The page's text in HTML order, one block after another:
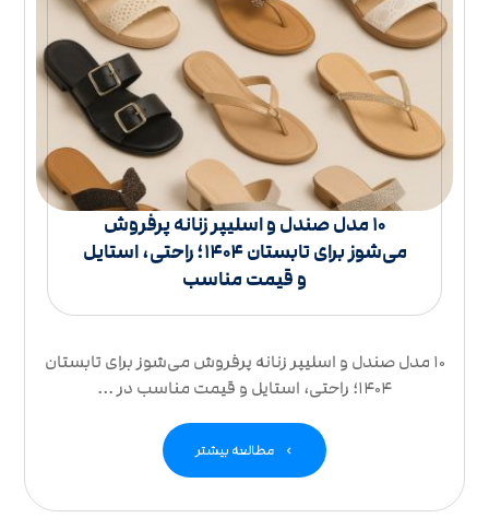
۱۰ مدل صندل و اسلیپر زنانه پرفروش
می‌شوز برای تابستان ۱۴۰۴؛ راحتی، استایل
و قیمت مناسب
۱۰ مدل صندل و اسلیپر زنانه پرفروش می‌شوز برای تابستان
۱۴۰۴؛ راحتی، استایل و قیمت مناسب در ...
مطالعه بیشتر